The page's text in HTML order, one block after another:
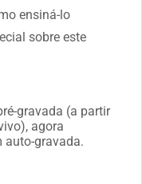
ensiná-lo
sobre este
gravada (a partir
agora
auto-gravada.